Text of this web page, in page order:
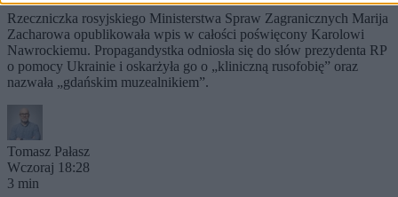
Rzeczniczka rosyjskiego Ministerstwa Spraw Zagranicznych Marija
Zacharowa opublikowała wpis w całości poświęcony Karolowi
Nawrockiemu. Propagandystka odniosła się do słów prezydenta RP
o pomocy Ukrainie i oskarżyła go o „kliniczną rusofobię” oraz
nazwała „gdańskim muzealnikiem”.
Tomasz Pałasz
Wczoraj 18:28
3 min